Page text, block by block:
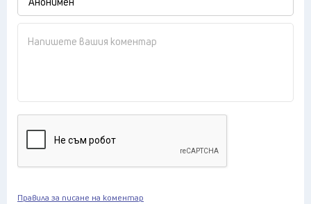
Правила за писане на коментар